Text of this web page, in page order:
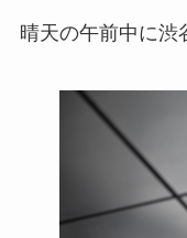
晴天の午前中に渋